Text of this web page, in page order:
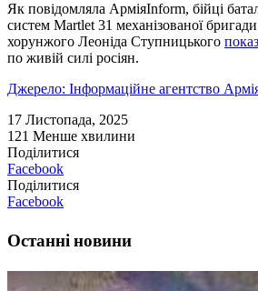
Як повідомляла АрміяInform, бійці
систем Martlet 31 механізованої
хорунжого Леоніда Ступницького
по живій силі росіян.
Джерело: Інформаційне агентство
17 Листопада, 2025
121 Менше хвилини
Поділитися
Facebook
Поділитися
Facebook
Останні новини